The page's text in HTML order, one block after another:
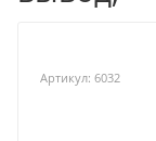
Артикул: 6032